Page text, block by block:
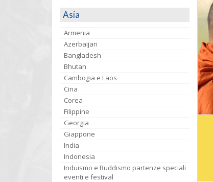
Asia
Armenia
Azerbaijan
Bangladesh
Bhutan
Cambogia e Laos
Cina
Corea
Filippine
Georgia
Giappone
India
Indonesia
Induismo e Buddismo partenze speciali
eventi e festival